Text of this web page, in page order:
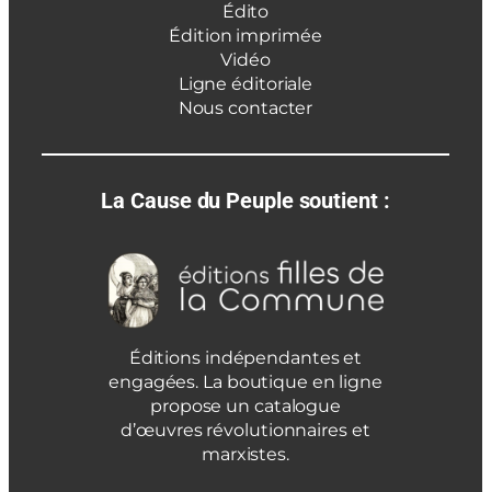
Édito
Édition imprimée
Vidéo
Ligne éditoriale
Nous contacter
La Cause du Peuple soutient :
Éditions indépendantes et
engagées. La boutique en ligne
propose un catalogue
d’œuvres révolutionnaires et
marxistes.